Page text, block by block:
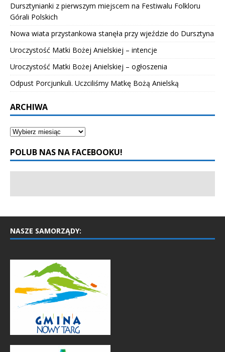
Dursztynianki z pierwszym miejscem na Festiwalu Folkloru
Górali Polskich
Nowa wiata przystankowa stanęła przy wjeździe do Dursztyna
Uroczystość Matki Bożej Anielskiej – intencje
Uroczystość Matki Bożej Anielskiej – ogłoszenia
Odpust Porcjunkuli. Uczciliśmy Matkę Bożą Anielską
ARCHIWA
POLUB NAS NA FACEBOOKU!
NASZE SAMORZĄDY: